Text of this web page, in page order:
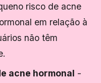
risco de acne
em relação à
não têm
acne hormonal -